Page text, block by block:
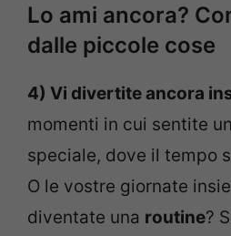
Lo ami ancora?
dalle piccole cose
4) Vi divertite ancora
momenti in cui sentite
speciale, dove il tempo
O le vostre giornate
diventate una routine?